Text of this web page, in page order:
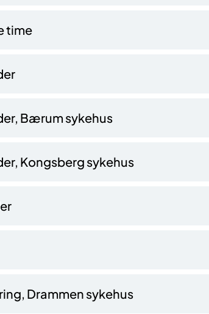
time
Bærum sykehus
Kongsberg sykehus
Drammen sykehus